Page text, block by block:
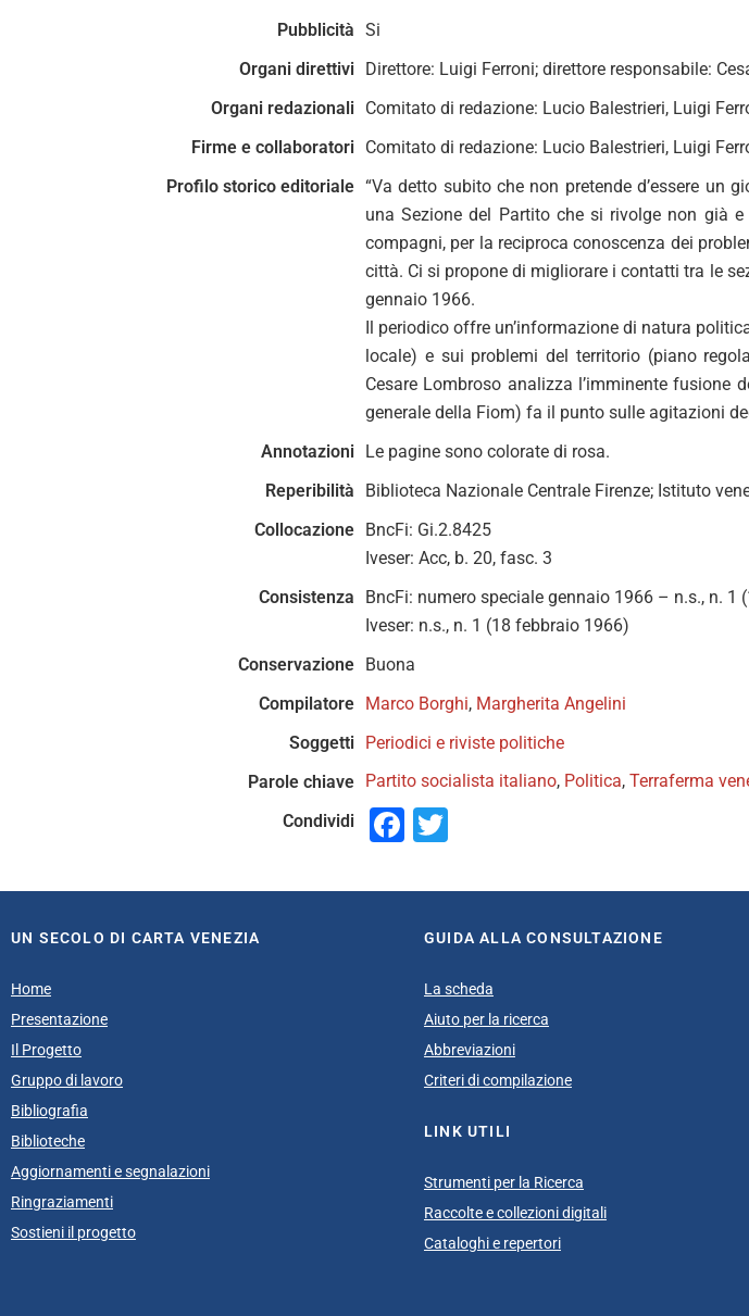
Pubblicità Si
Organi direttivi Direttore: Luigi Ferroni; direttore responsabile:
Organi redazionali Comitato di redazione: Lucio Balestrieri, Luigi
Firme e collaboratori Comitato di redazione: Lucio Balestrieri, Luigi
Profilo storico editoriale “Va detto subito che non pretende d’essere un
una Sezione del Partito che si rivolge non già
compagni, per la reciproca conoscenza dei
città. Ci si propone di migliorare i contatti tra le
gennaio 1966.
Il periodico offre un’informazione di natura
locale) e sui problemi del territorio (piano
Cesare Lombroso analizza l’imminente fusione
generale della Fiom) fa il punto sulle agitazioni
Annotazioni Le pagine sono colorate di rosa.
Reperibilità
Biblioteca Nazionale Centrale Firenze; Istituto
Collocazione BncFi: Gi.2.8425
Iveser: Acc, b. 20, fasc. 3
Consistenza
BncFi: numero speciale gennaio 1966 – n.s., n. 1
Iveser: n.s., n. 1 (18 febbraio 1966)
Conservazione Buona
Compilatore Marco Borghi, Margherita Angelini
Soggetti Periodici e riviste politiche
Parole chiave Partito socialista italiano, Politica, Terraferma
Condividi
Facebook
UN SECOLO DI CARTA VENEZIA
Home
Presentazione
Il Progetto
Gruppo di lavoro
Bibliografia
Biblioteche
Aggiornamenti e segnalazioni
Ringraziamenti
Sostieni il progetto
GUIDA ALLA CONSULTAZIONE
La scheda
Aiuto per la ricerca
Abbreviazioni
Criteri di compilazione
LINK UTILI
Strumenti per la Ricerca
Raccolte e collezioni digitali
Cataloghi e repertori